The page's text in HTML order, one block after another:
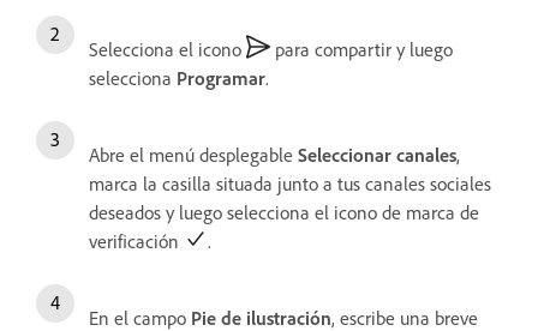
Selecciona el icono
para compartir y luego
selecciona Programar.
Abre el menú desplegable Seleccionar canales,
marca la casilla situada junto a tus canales sociales
deseados y luego selecciona el icono de marca de
verificación
.
En el campo Pie de ilustración, escribe una breve